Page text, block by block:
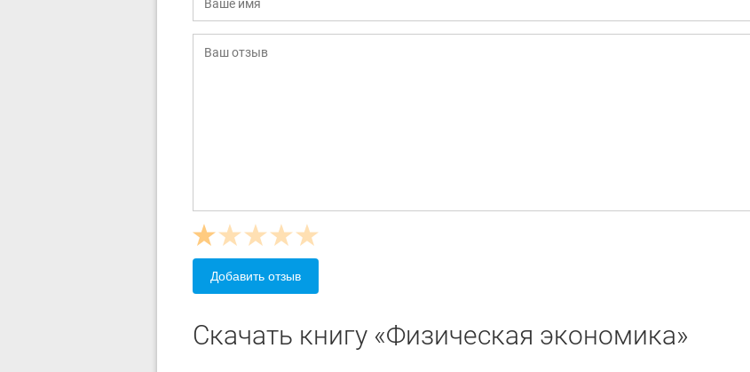
Добавить отзыв
Скачать книгу «Физическая экономика»